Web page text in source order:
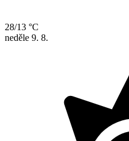
28/13 °C
neděle 9. 8.